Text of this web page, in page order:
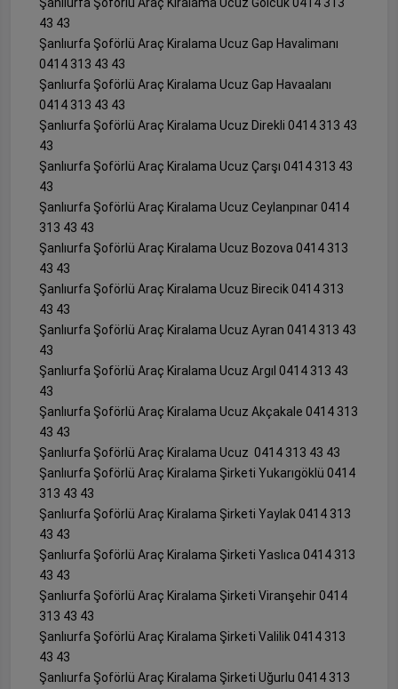
43 43
Şanlıurfa Şoförlü Araç Kiralama Ucuz Gap Havalimanı
0414 313 43 43
Şanlıurfa Şoförlü Araç Kiralama Ucuz Gap Havaalanı
0414 313 43 43
Şanlıurfa Şoförlü Araç Kiralama Ucuz Direkli 0414 313 43
43
Şanlıurfa Şoförlü Araç Kiralama Ucuz Çarşı 0414 313 43
43
Şanlıurfa Şoförlü Araç Kiralama Ucuz Ceylanpınar 0414
313 43 43
Şanlıurfa Şoförlü Araç Kiralama Ucuz Bozova 0414 313
43 43
Şanlıurfa Şoförlü Araç Kiralama Ucuz Birecik 0414 313
43 43
Şanlıurfa Şoförlü Araç Kiralama Ucuz Ayran 0414 313 43
43
Şanlıurfa Şoförlü Araç Kiralama Ucuz Argıl 0414 313 43
43
Şanlıurfa Şoförlü Araç Kiralama Ucuz Akçakale 0414 313
43 43
Şanlıurfa Şoförlü Araç Kiralama Ucuz 0414 313 43 43
Şanlıurfa Şoförlü Araç Kiralama Şirketi Yukarıgöklü 0414
313 43 43
Şanlıurfa Şoförlü Araç Kiralama Şirketi Yaylak 0414 313
43 43
Şanlıurfa Şoförlü Araç Kiralama Şirketi Yaslıca 0414 313
43 43
Şanlıurfa Şoförlü Araç Kiralama Şirketi Viranşehir 0414
313 43 43
Şanlıurfa Şoförlü Araç Kiralama Şirketi Valilik 0414 313
43 43
Şanlıurfa Şoförlü Araç Kiralama Şirketi Uğurlu 0414 313